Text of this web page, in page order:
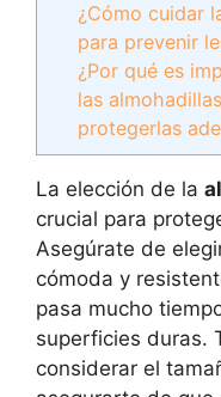
¿Cómo cuidar
para prevenir
¿Por qué es
las
protegerlas
La elección de la
crucial para
Asegúrate de
cómoda y
pasa mucho
superficies duras.
considerar el